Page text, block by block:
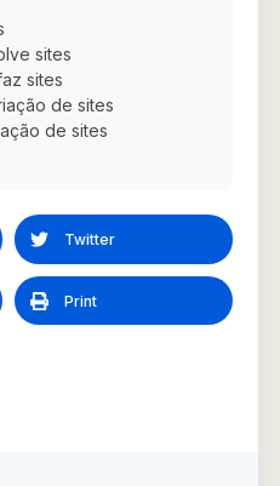
sites
sites
de sites
de sites
Twitter
Print